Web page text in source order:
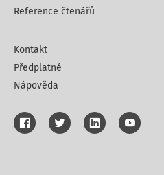
Reference čtenářů
Kontakt
Předplatné
Nápověda